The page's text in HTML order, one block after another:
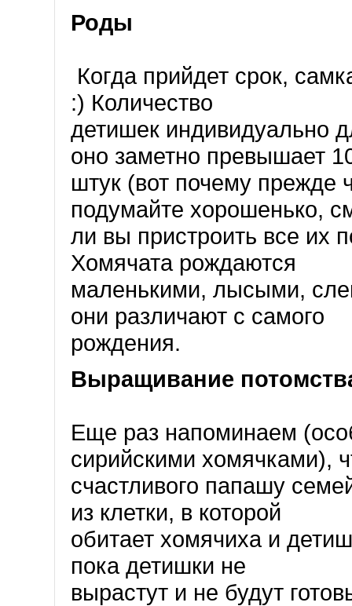
Роды
Когда прийдет срок,
:) Количество
детишек индивидуально
оно заметно превышает
штук (вот почему прежде
подумайте хорошенько,
ли вы пристроить все их
Хомячата рождаются
маленькими, лысыми,
они различают с самого
рождения.
Выращивание
Еще раз напоминаем
сирийскими хомячками),
счастливого папашу
из клетки, в которой
обитает хомячиха и
пока детишки не
вырастут и не будут